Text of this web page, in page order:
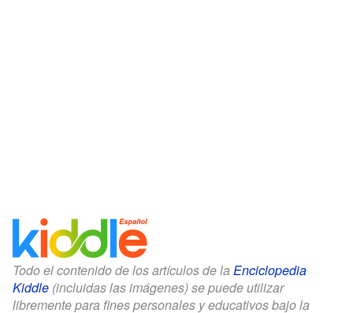
Todo el contenido de los artículos de la Enciclopedia
Kiddle (incluidas las imágenes) se puede utilizar
libremente para fines personales y educativos bajo la